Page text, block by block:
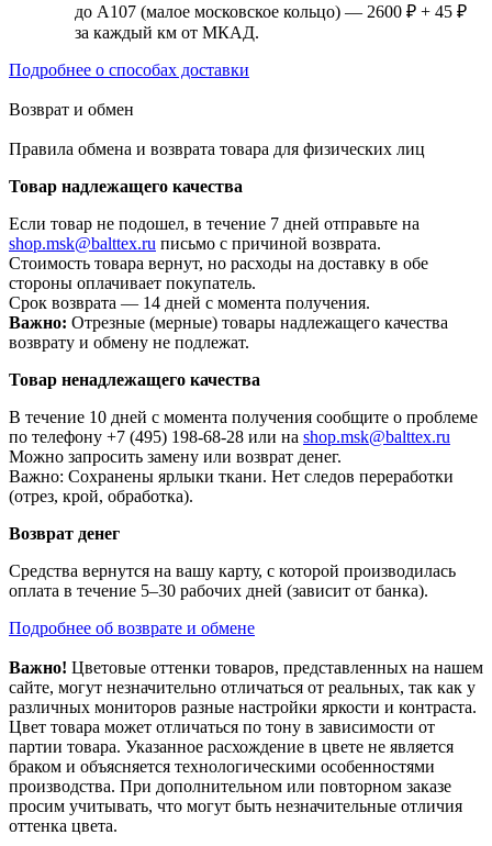
до А107 (малое московское кольцо) — 2600 ₽ + 45 ₽
за каждый км от МКАД.
Подробнее о способах доставки
Возврат и обмен
Правила обмена и возврата товара для физических лиц
Товар надлежащего качества
Если товар не подошел, в течение 7 дней отправьте на
shop.msk@balttex.ru письмо с причиной возврата.
Стоимость товара вернут, но расходы на доставку в обе
стороны оплачивает покупатель.
Срок возврата — 14 дней с момента получения.
Важно: Отрезные (мерные) товары надлежащего качества
возврату и обмену не подлежат.
Товар ненадлежащего качества
В течение 10 дней с момента получения сообщите о проблеме
по телефону +7 (495) 198-68-28 или на shop.msk@balttex.ru
Можно запросить замену или возврат денег.
Важно: Сохранены ярлыки ткани. Нет следов переработки
(отрез, крой, обработка).
Возврат денег
Средства вернутся на вашу карту, с которой производилась
оплата в течение 5–30 рабочих дней (зависит от банка).
Подробнее об возврате и обмене
Важно! Цветовые оттенки товаров, представленных на нашем
сайте, могут незначительно отличаться от реальных, так как у
различных мониторов разные настройки яркости и контраста.
Цвет товара может отличаться по тону в зависимости от
партии товара. Указанное расхождение в цвете не является
браком и объясняется технологическими особенностями
производства. При дополнительном или повторном заказе
просим учитывать, что могут быть незначительные отличия
оттенка цвета.